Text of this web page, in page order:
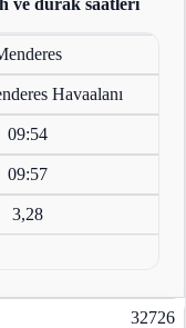
ve durak saatleri
Havaalanı
09:54
09:57
3,28
32726